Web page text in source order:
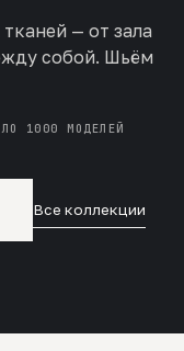
— от зала
собой. Шьём
1000 МОДЕЛЕЙ
Все коллекции